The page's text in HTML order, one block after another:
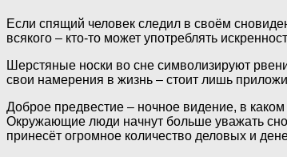
Если спящий человек следил в своём
всякого – кто-то может употреблять
Шерстяные носки во сне символизируют
свои намерения в жизнь – стоит лишь
Доброе предвестие – ночное видение, в
Окружающие люди начнут больше уважать
принесёт огромное количество деловых и